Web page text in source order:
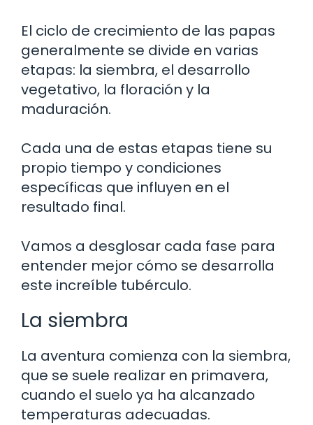
El ciclo de crecimiento de las papas
generalmente se divide en varias
etapas: la siembra, el desarrollo
vegetativo, la floración y la
maduración.
Cada una de estas etapas tiene su
propio tiempo y condiciones
específicas que influyen en el
resultado final.
Vamos a desglosar cada fase para
entender mejor cómo se desarrolla
este increíble tubérculo.
La siembra
La aventura comienza con la siembra,
que se suele realizar en primavera,
cuando el suelo ya ha alcanzado
temperaturas adecuadas.